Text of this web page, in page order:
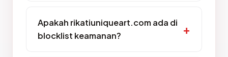
Apakah rikatiuniqueart.com ada di
blocklist keamanan?